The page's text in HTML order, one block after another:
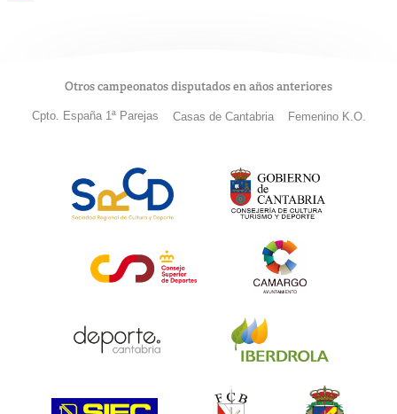
Otros campeonatos disputados en años anteriores
Cpto. España 1ª Parejas Casas de Cantabria Femenino K.O.